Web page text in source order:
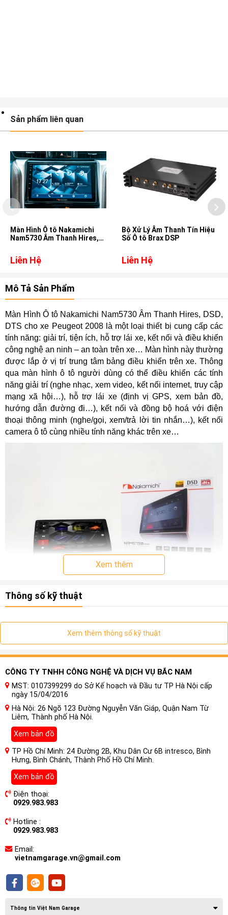
Sản phẩm liên quan
Màn Hình Ô tô Nakamichi
Nam5730 Âm Thanh Hires,
Liên Hệ
Bộ Xử Lý Âm Thanh Tín Hiệu
Số Ô tô Brax DSP
Liên Hệ
Mô Tả Sản Phẩm
Màn Hình Ô tô Nakamichi Nam5730 Âm Thanh Hires, DSD,
DTS cho xe Peugeot 2008 là một loại thiết bị cung cấp các
tính năng: giải trí, tiện ích, hỗ trợ lái xe, kết nối và điều khiển
công nghệ an ninh – an toàn trên xe… Màn hình này thường
được lắp ở vị trí trung tâm bảng điều khiển trên xe. Thông
qua màn hình ô tô người dùng có thể điều khiển các tính
năng giải trí (nghe nhạc, xem video, kết nối internet, truy cập
mạng xã hội…), hỗ trợ lái xe (định vị GPS, xem bản đồ,
hướng dẫn đường đi…), kết nối và đồng bộ hoá với điện
thoại thông minh (nghe/gọi, xem/trả lời tin nhắn…), kết nối
camera ô tô cùng nhiều tính năng khác trên xe…
Có nên gắn Màn Hình Ô tô Nakamichi
Nam5730 Âm Thanh Hires, DSD, DTS
cho xe Peugeot 2008 hay không?
Màn Hình Ô tô Nakamichi Nam5730 hiện được xem là một
trong những trang bị cơ bản của xe đời mới. Tuy nhiên với
nhiều dòng xe giá rẻ hay phiên bản tiêu chuẩn, vì để tối ưu
cho hệ thống giải trí.
Xem thêm
Thông số kỹ thuật
Xem thêm thông số kỹ thuật
CÔNG TY TNHH CÔNG NGHỆ VÀ DỊCH VỤ BẮC NAM
MST: 0107399299 do Sở Kế hoạch và Đầu tư TP Hà Nội cấp
ngày 15/04/2016
Hà Nội: 26 Ngõ 123 Đường Nguyễn Văn Giáp, Quận Nam Từ
Liêm, Thành phố Hà Nội.
Xem bản đồ
TP Hồ Chí Minh: 24 Đường 2B, Khu Dân Cư 6B intresco, Bình
Hưng, Bình Chánh, Thành Phố Hồ Chí Minh.
Xem bản đồ
Điện thoại:
0929.983.983
Hotline :
0929.983.983
Email:
vietnamgarage.vn@gmail.com
Thông tin Việt Nam Garage